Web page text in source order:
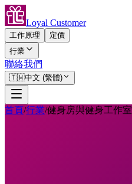
Loyal Customer
工作原理
定價
行業
聯絡我們
🇹🇼中文 (繁體)
首頁/行業/健身房與健身工作室